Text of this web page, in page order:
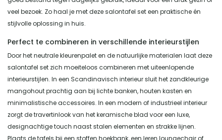
veel bezoek. Zo haal je met deze salontafel set een praktische én
stijlvolle oplossing in huis.
Perfect te combineren in verschillende interieurstijlen
Door het neutrale kleurenpalet en de natuurlijke materialen laat deze
salontafel set zich moeiteloos combineren met uiteenlopende
interieurstijlen. In een Scandinavisch interieur sluit het zandkleurige
mangohout prachtig aan bij lichte banken, houten kasten en
minimalistische accessoires. In een modern of industrieel interieur
zorgt de travertinlook van het keramische blad voor een luxe,
designachtige touch naast stalen elementen en strakke lijnen.
Plaats de tafels bij een stoffen hoekbank, een leren loungechair of